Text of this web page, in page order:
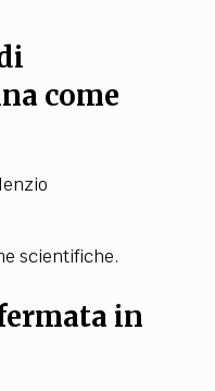
come
scientifiche.
in